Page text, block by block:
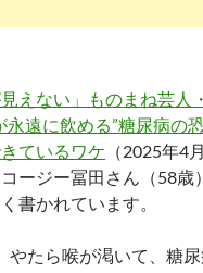
見えない」ものまね芸人
永遠に飲める”糖尿病の
ているワケ （2025年4
ージー冨田さん（58歳
書かれています。
やたら喉が渇いて、糖